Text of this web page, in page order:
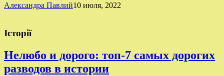
Александра Павлий10 июля, 2022
Історії
Нелюбо и дорого: топ-7 самых дорогих
разводов в истории